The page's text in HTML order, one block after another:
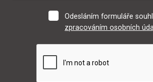
Odesláním formuláře
zpracováním osobních